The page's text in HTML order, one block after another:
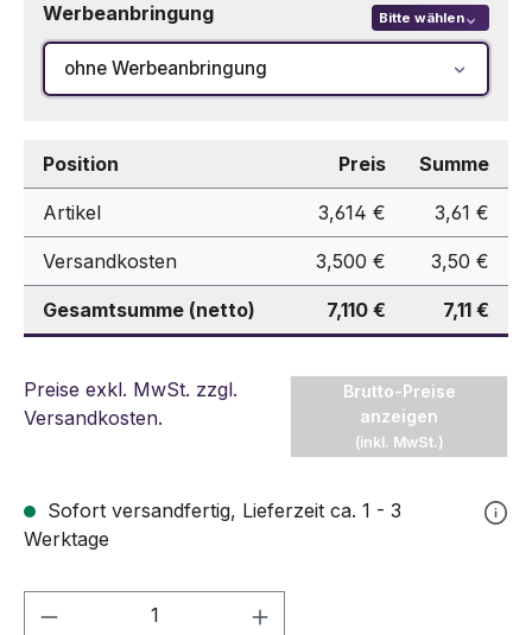
Werbeanbringung Bitte wählen
ohne Werbeanbringung
Position Preis Summe
Artikel 3,614 € 3,61 €
Versandkosten 3,500 € 3,50 €
Gesamtsumme (netto) 7,110 € 7,11 €
Preise exkl. MwSt. zzgl.
Versandkosten.
Brutto-Preise
anzeigen
(inkl. MwSt.)
Sofort versandfertig, Lieferzeit ca. 1 - 3
Werktage
Produkt Anzahl: Gib den